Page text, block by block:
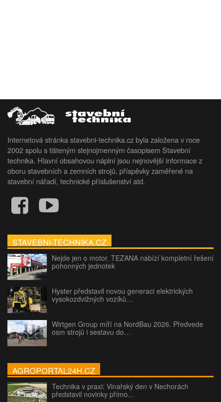
Internetová stránka stavebni-technika.cz byla založena v roce
2002 spolu s tišteným stejnojmenným časopisem Stavební
technika. Hlavní obsahovou náplní jsou nejnovější informace z
oboru stavebních a zemních strojů, příspěvky zaměřené na
stavební nářadí, technické příslušenství atd.
STAVEBNI-TECHNIKA.CZ
Nejde jen o motor. TEZANA nabízí kompletní řešení
pohonných jednotek
Hyster představil novou generaci elektrických
vysokozdvižných vozíků…
Wirtgen Group míří na NordBau 2026. Předvede
osm strojů i sestavu do…
AGROPORTAL24H.CZ
Technika v praxi: Vinařský den v Nechorách
představil novinky přímo…